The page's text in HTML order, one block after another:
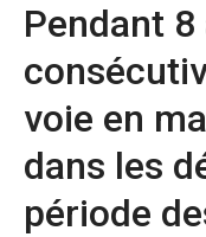
Pendant 8
voie en
dans les
période